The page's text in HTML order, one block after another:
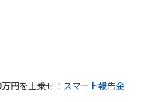
万円を上乗せ！ スマート報告金